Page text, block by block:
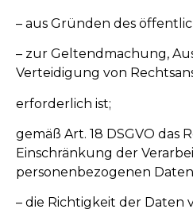
– aus Gründen des
– zur Geltendmachung,
Verteidigung von
erforderlich ist;
gemäß Art. 18 DSGVO das
Einschränkung der
personenbezogenen
– die Richtigkeit der Daten